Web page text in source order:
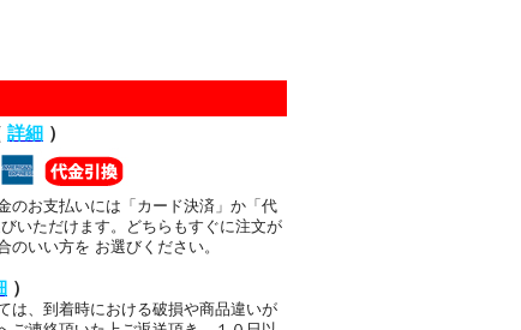
詳細 ）
のお支払いには「カード決済」か「代
いただけます。どちらもすぐに注文が
のいい方を お選びください。
）
は、到着時における破損や商品違いが